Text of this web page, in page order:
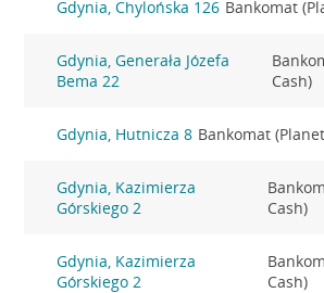
Gdynia, Chylońska 126 Bankomat
Gdynia, Generała Józefa
Bema 22
Cash)
Gdynia, Hutnicza 8 Bankomat
Gdynia, Kazimierza
Górskiego 2
Cash)
Gdynia, Kazimierza
Górskiego 2
Cash)